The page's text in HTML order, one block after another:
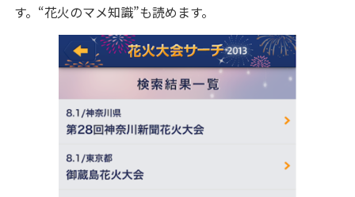
す。“花火のマメ知識”も読めます。